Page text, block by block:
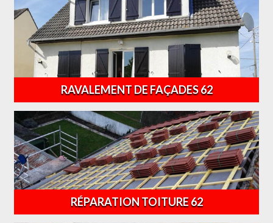
RAVALEMENT DE FAÇADES 62
RÉPARATION TOITURE 62